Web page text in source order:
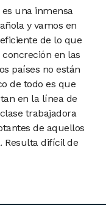
es una inmensa
y vamos en
de lo que
concreción en las
países no están
de todo es que
en la línea de
trabajadora
de aquellos
Resulta difícil de